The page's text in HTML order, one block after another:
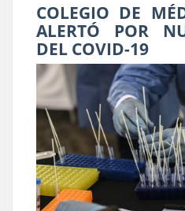
COLEGIO DE
ALERTÓ POR
DEL COVID-19